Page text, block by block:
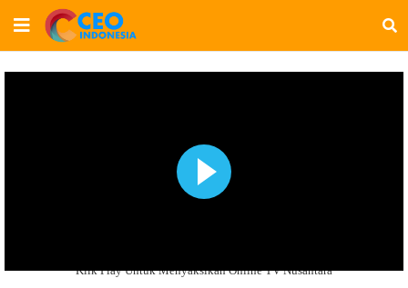
Klik Play Untuk Menyaksikan Online TV Nusantara